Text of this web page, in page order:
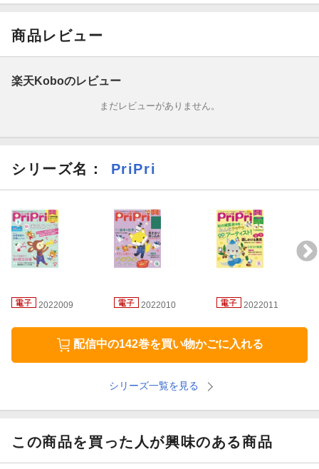
※2022年8月号電子版には以下のコンテンツは含まれておりませ
・清水玲子直伝！ 楽しい手あそび・歌あそび
商品レビュー
楽天Koboのレビュー
まだレビューがありません。
シリーズ名： PriPri
2022009 2022010 2022011
配信中の142巻を買い物かごに入れる
シリーズ一覧を見る
この商品を買った人が興味のある商品